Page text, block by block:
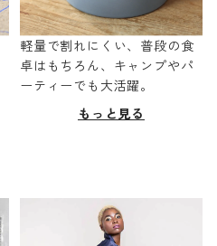
軽量で割れにくい、普段の食
卓はもちろん、キャンプやパ
ーティーでも大活躍。
もっと見る